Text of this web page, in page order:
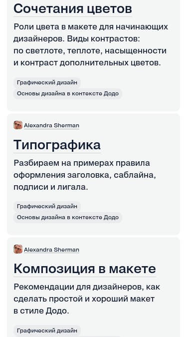
Сочетания цветов
Роли цвета в макете для начинающих
дизайнеров. Виды контрастов:
по светлоте, теплоте, насыщенности
и контраст дополнительных цветов.
Графический дизайн
Основы дизайна в контексте Додо
Alexandra Sherman
Типографика
Разбираем на примерах правила
оформления заголовка, саблайна,
подписи и лигала.
Графический дизайн
Основы дизайна в контексте Додо
Alexandra Sherman
Композиция в макете
Рекомендации для дизайнеров, как
сделать простой и хороший макет
в стиле Додо.
Графический дизайн